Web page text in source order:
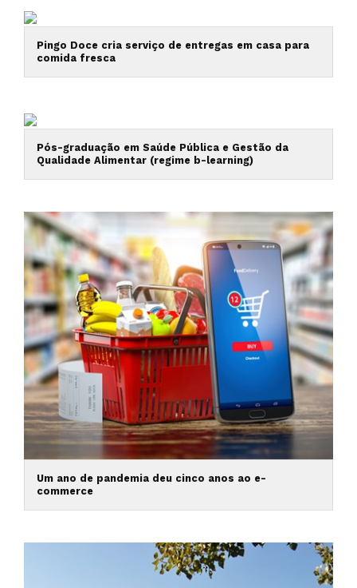
Pingo Doce cria serviço de entregas em casa para
comida fresca
Pós-graduação em Saúde Pública e Gestão da
Qualidade Alimentar (regime b-learning)
Um ano de pandemia deu cinco anos ao e-
commerce